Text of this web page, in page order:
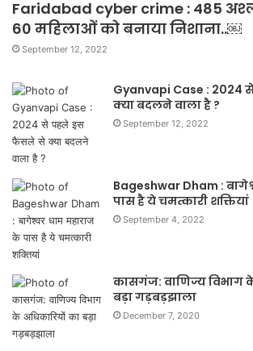
Faridabad cyber crime : 485
60 महिलाओं को बनाया निशाना..￼
September 12, 2022
Gyanvapi Case :
क्या बदलने वाला है ?
September 12, 2022
Bageshwar Dham :
पास है ये चमत्कारी शक्तियां
September 4, 2022
कासगंज: वाणिज्य विभाग
बड़ा गड़बड़झाला
December 7, 2020